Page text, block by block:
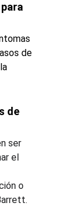
de
ser
el
o
de